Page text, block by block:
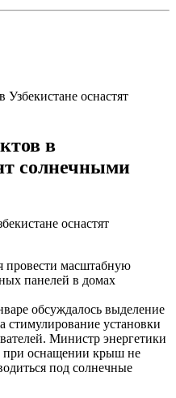
Узбекистане оснастят
в
солнечными
масштабную
панелей в домах
обсуждалось выделение
стимулирование установки
Министр энергетики
при оснащении крыш не
под солнечные